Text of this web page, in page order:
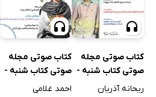
کتاب صوتی مجله
صوتی کتاب شنبه -
شماره دو
ریحانه آذریان
کتاب صوتی مجله
صوتی کتاب شنبه -
شماره سه
احمد غلامی